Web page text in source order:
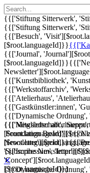
{{['Stiftung Sitterwerk',
{{['Stiftung Sitterwerk',
{{['Besuch',
[$root.languageId]}}
{{['Journal',
[$root.languageId]}}
{{['Kunstbibliothek',
{{['Werkstoffarchiv',
{{['Atelierhaus',
{{['Gastkünstler:innen',
{{['Dynamische
{{['Mitgliedschaft',
'Foundation
[$root.languageId]}}
{{['Impressum',
[$root.languageId]}}
{{['Newsletter
[$root.languageId]}}
'Subscribe
✕
{{['Dynamische